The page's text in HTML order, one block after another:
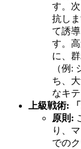
す。
抗し
て誘
す。
に、
（例:
ち、
なキ
上級戦術:
原則:
り、
での